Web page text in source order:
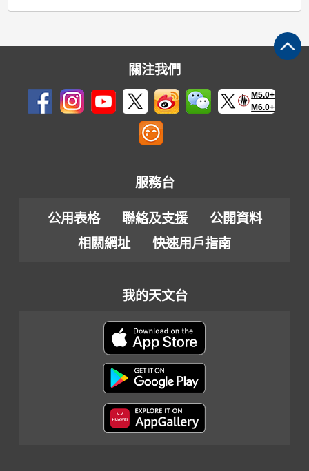
關注我們
M5.0+
M6.0+
服務台
公用表格 聯絡及支援
公開資料
相關網址
快速用戶指南
我的天文台